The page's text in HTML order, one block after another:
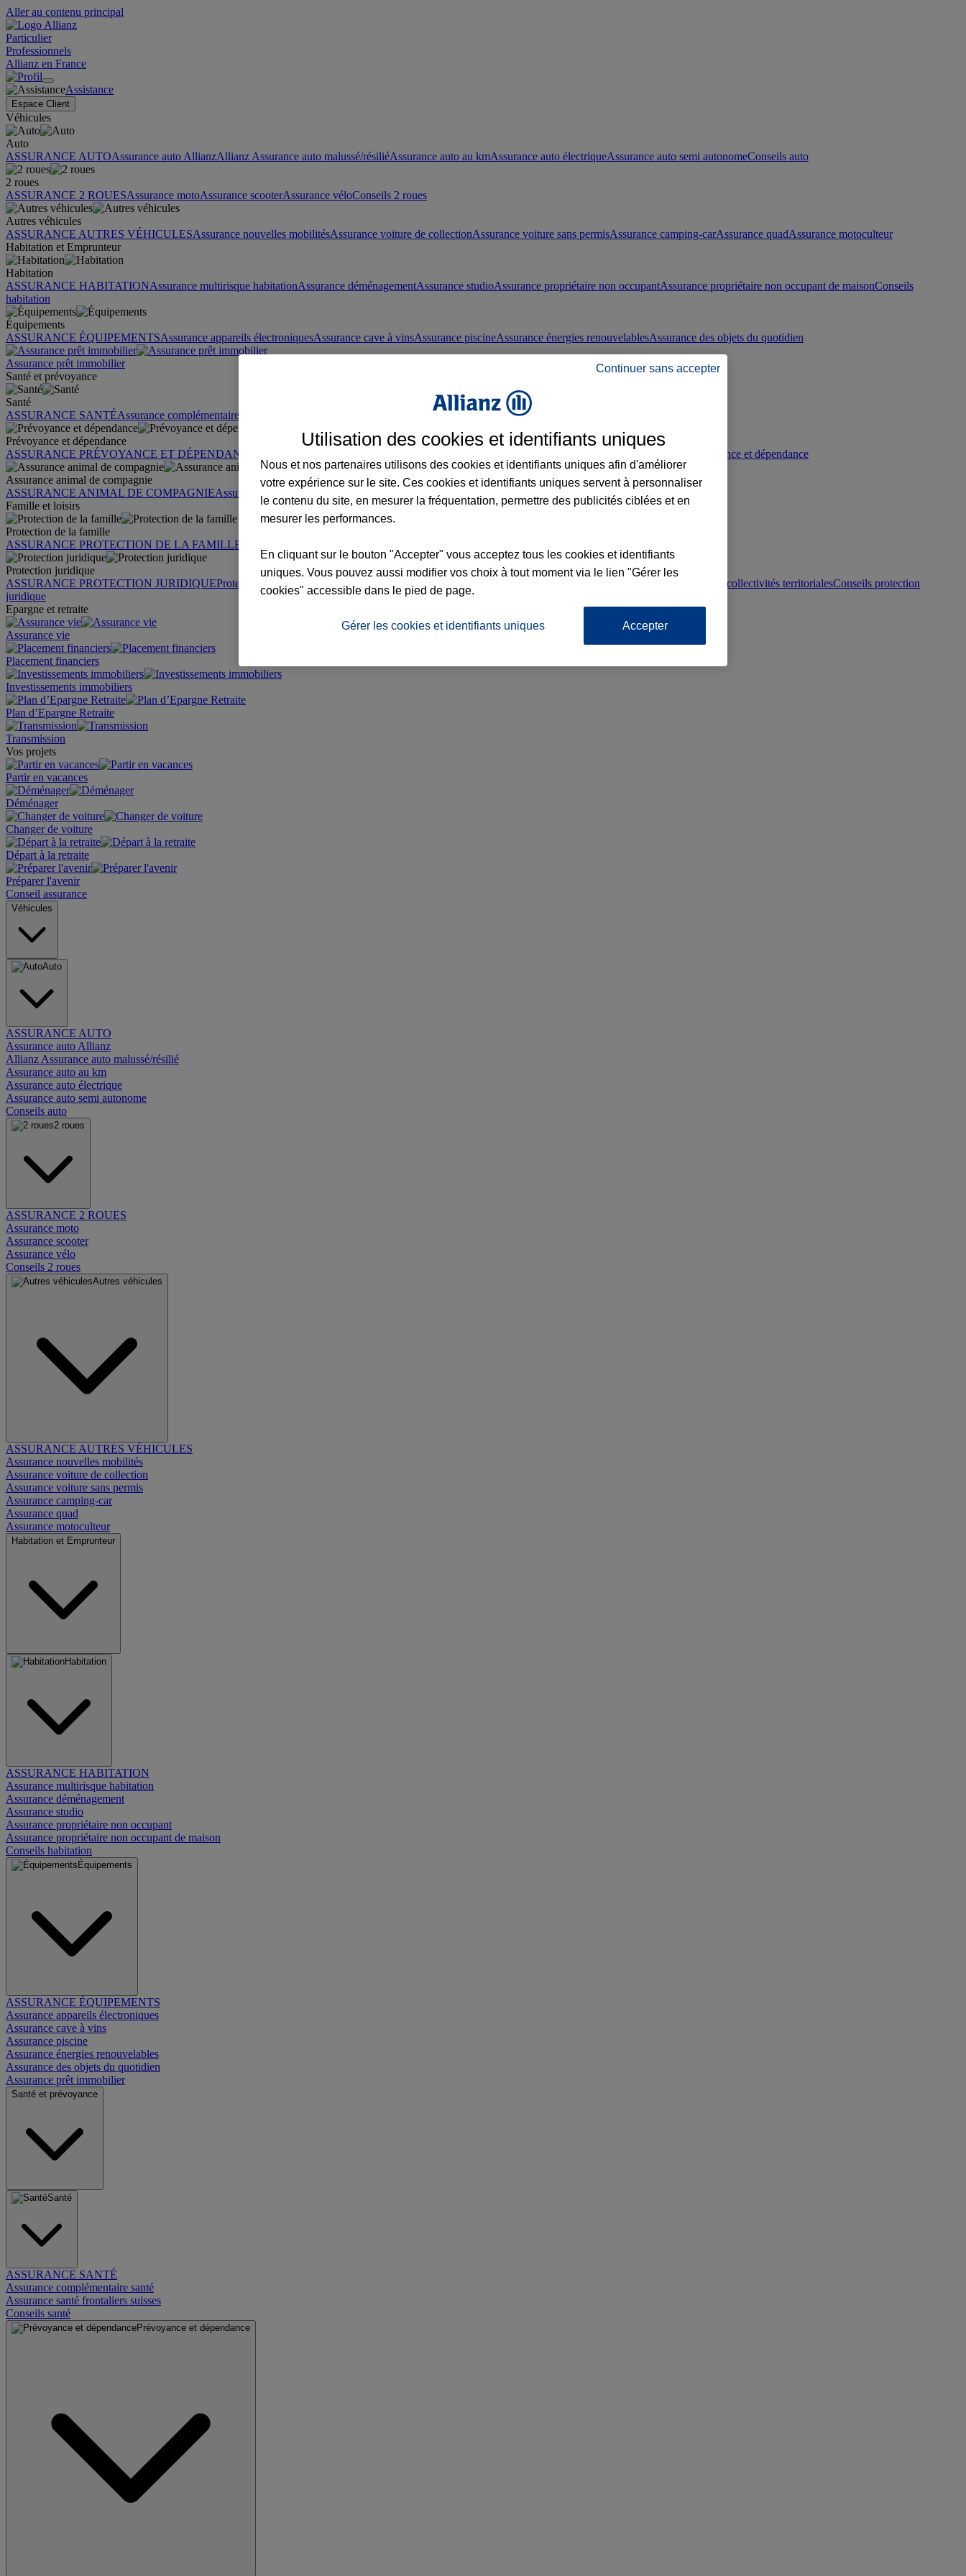
Aller au contenu principal
Particulier
Professionnels
Allianz en France
Assistance
Espace Client
Véhicules
Auto
ASSURANCE AUTOAssurance auto AllianzAllianz Assurance auto malussé/résiliéAssurance auto au kmAssurance auto électriqueAssurance auto semi autonomeConseils auto
2 roues
ASSURANCE 2 ROUESAssurance motoAssurance scooterAssurance véloConseils 2 roues
Autres véhicules
ASSURANCE AUTRES VÉHICULESAssurance nouvelles mobilitésAssurance voiture de collectionAssurance voiture sans permisAssurance camping-carAssurance quadAssurance motoculteur
Habitation et Emprunteur
Habitation
ASSURANCE HABITATIONAssurance multirisque habitationAssurance déménagementAssurance studioAssurance propriétaire non occupantAssurance propriétaire non occupant de maisonConseils
habitation
Équipements
ASSURANCE ÉQUIPEMENTSAssurance appareils électroniquesAssurance cave à vinsAssurance piscineAssurance énergies renouvelablesAssurance des objets du quotidien
Assurance prêt immobilier
Santé et prévoyance
Santé
ASSURANCE SANTÉAssurance complémentaire santé Conseils santé
Prévoyance et dépendance
ASSURANCE PRÉVOYANCE ET DÉPENDANCE
Conseils prévoyance et dépendance
Assurance animal de compagnie
ASSURANCE ANIMAL DE COMPAGNIEAssurance chien Assurance chat
Conseils animal de compagnie
Famille et loisirs
Protection de la famille
ASSURANCE PROTECTION DE LA FAMILLE
Protection juridique
ASSURANCE PROTECTION JURIDIQUEProtection juridique particuliers Protection juridique immobilière Protection juridique collectivités territorialesConseils protection
juridique
Epargne et retraite
Assurance vie
Placement financiers
Investissements immobiliers
Plan d’Epargne Retraite
Transmission
Vos projets
Partir en vacances
Déménager
Changer de voiture
Départ à la retraite
Préparer l'avenir
Conseil assurance
Véhicules
Auto
ASSURANCE AUTO
Assurance auto Allianz
Allianz Assurance auto malussé/résilié
Assurance auto au km
Assurance auto électrique
Assurance auto semi autonome
Conseils auto
2 roues
ASSURANCE 2 ROUES
Assurance moto
Assurance scooter
Assurance vélo
Conseils 2 roues
Autres véhicules
ASSURANCE AUTRES VÉHICULES
Assurance nouvelles mobilités
Assurance voiture de collection
Assurance voiture sans permis
Assurance camping-car
Assurance quad
Assurance motoculteur
Habitation et Emprunteur
Habitation
ASSURANCE HABITATION
Assurance multirisque habitation
Assurance déménagement
Assurance studio
Assurance propriétaire non occupant
Assurance propriétaire non occupant de maison
Conseils habitation
Équipements
ASSURANCE ÉQUIPEMENTS
Assurance appareils électroniques
Assurance cave à vins
Assurance piscine
Assurance énergies renouvelables
Assurance des objets du quotidien
Assurance prêt immobilier
Santé et prévoyance
Santé
ASSURANCE SANTÉ
Assurance complémentaire santé
Assurance santé frontaliers suisses
Conseils santé
Prévoyance et dépendance
Continuer sans accepter
Utilisation des cookies et identifiants uniques
Nous et nos partenaires utilisons des cookies et identifiants uniques afin d'améliorer
votre expérience sur le site. Ces cookies et identifiants uniques servent à personnaliser
le contenu du site, en mesurer la fréquentation, permettre des publicités ciblées et en
mesurer les performances.
En cliquant sur le bouton "Accepter" vous acceptez tous les cookies et identifiants
uniques. Vous pouvez aussi modifier vos choix à tout moment via le lien "Gérer les
cookies" accessible dans le pied de page.
Gérer les cookies et identifiants uniques Accepter